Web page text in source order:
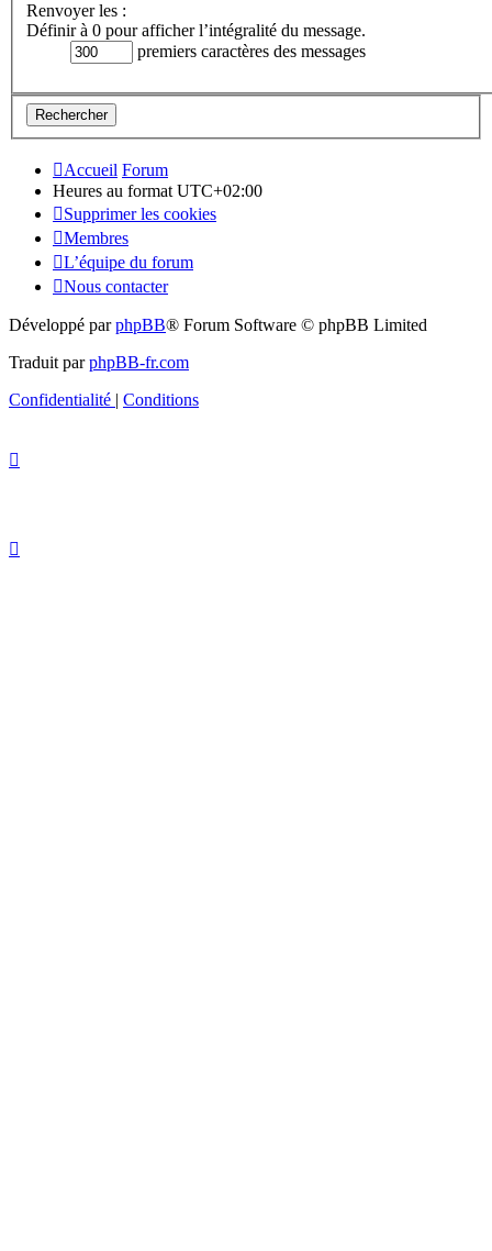
Renvoyer les :
Définir à 0 pour afficher l’intégralité du message.
premiers caractères des messages
Accueil Forum
Heures au format UTC+02:00
Supprimer les cookies
Membres
L’équipe du forum
Nous contacter
Développé parphpBB® Forum Software © phpBB Limited
Traduit parphpBB-fr.com
Confidentialité | Conditions